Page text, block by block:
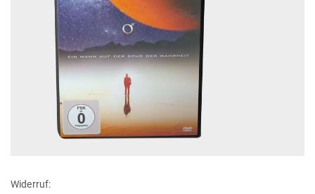
Widerruf: